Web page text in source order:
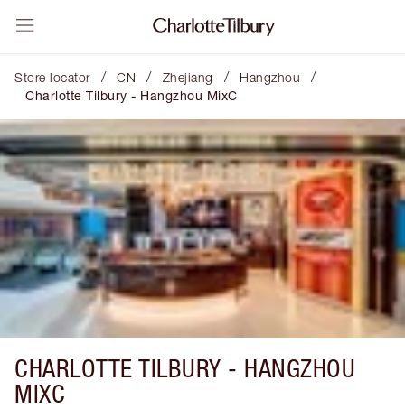
Store locator / CN / Zhejiang / Hangzhou /
Charlotte Tilbury - Hangzhou MixC
CHARLOTTE TILBURY - HANGZHOU
MIXC